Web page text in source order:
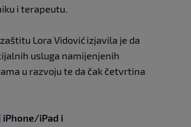
i terapeutu.
Lora Vidović izjavila je da
usluga namijenjenih
u razvoju te da čak četvrtina
iPhone/iPad i